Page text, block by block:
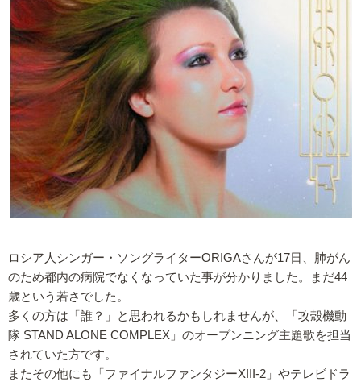
ロシア人シンガー・ソングライターORIGAさんが17日、肺がん
のため都内の病院でなくなっていた事が分かりました。まだ44
歳という若さでした。
多くの方は「誰？」と思われるかもしれませんが、「攻殻機動
隊 STAND ALONE COMPLEX」のオープンニング主題歌を担当
されていた方です。
またその他にも「ファイナルファンタジーXIII-2」やテレビドラ